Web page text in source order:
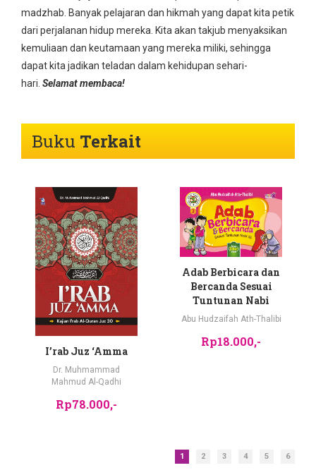
madzhab. Banyak pelajaran dan hikmah yang dapat kita petik
dari perjalanan hidup mereka. Kita akan takjub menyaksikan
kemuliaan dan keutamaan yang mereka miliki, sehingga
dapat kita jadikan teladan dalam kehidupan sehari-
hari. Selamat membaca!
Buku Terkait
I’rab Juz ‘Amma
Dr. Muhmammad
Mahmud Al-Qadhi
Rp78.000,-
Adab Berbicara dan
Bercanda Sesuai
Tuntunan Nabi
Abu Hudzaifah Ath-Thalibi
Rp18.000,-
1 2 3 4 5 6